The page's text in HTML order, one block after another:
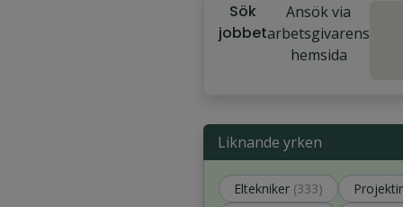
Sök
jobbet
Ansök via
arbetsgivarens
hemsida
Liknande yrken
Eltekniker (333)